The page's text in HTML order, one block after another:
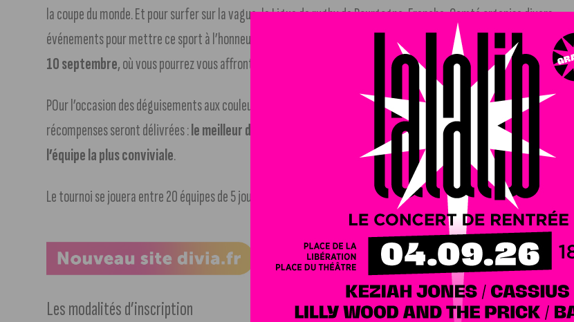
la coupe du monde. Et pour surfer sur la vague, la Ligue de rugby de Bourgogne-Franche-Comté organise divers
événements pour mettre ce sport à l’honneur. Ça tombe bien,
un tournoi de rugby à 5 se prépare ce dimanche
10 septembre, où vous pourrez vous affronter dans une ambiance plus que conviviale.
POur l’occasion des déguisements aux couleurs des pays présents lors de la coupe du monde seront exigés. Trois
récompenses seront délivrées :le meilleur déguisement d’équipe le meilleur déguisement individuel
l’équipe la plus conviviale.
Le tournoi se jouera entre 20 équipes de 5 joueurs, qui s’affronteront sur des matchs de 10 minutes de 9h30 à 17h00.
Les modalités d’inscription